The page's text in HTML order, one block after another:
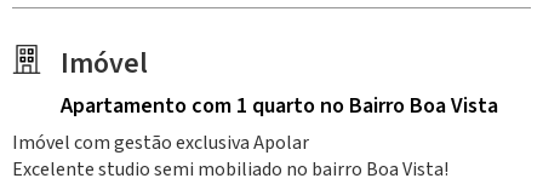
Imóvel
Apartamento com 1 quarto no Bairro Boa Vista
Imóvel com gestão exclusiva Apolar
Excelente studio semi mobiliado no bairro Boa Vista!